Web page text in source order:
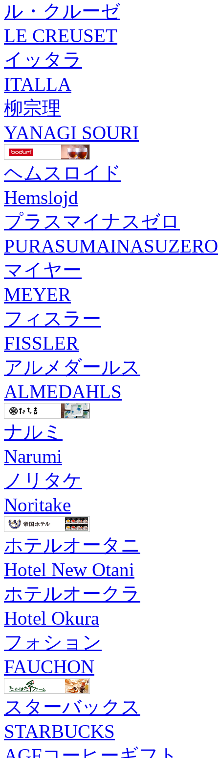
ル・クルーゼ
LE CREUSET
イッタラ
ITALLA
柳宗理
YANAGI SOURI
ヘムスロイド
Hemslojd
プラスマイナスゼロ
PURASUMAINASUZERO
マイヤー
MEYER
フィスラー
FISSLER
アルメダールス
ALMEDAHLS
ナルミ
Narumi
ノリタケ
Noritake
ホテルオータニ
Hotel New Otani
ホテルオークラ
Hotel Okura
フォション
FAUCHON
スターバックス
STARBUCKS